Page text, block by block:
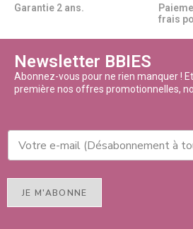
Garantie 2 ans.
frais
Newsletter BBIES
Abonnez-vous pour ne rien manquer !
première nos offres promotionnelles,
JE M'ABONNE